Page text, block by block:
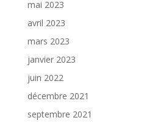
mai 2023
avril 2023
mars 2023
janvier 2023
juin 2022
décembre 2021
septembre 2021